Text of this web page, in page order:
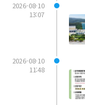
2026-08-10
13:07
2026-08-10
11:48